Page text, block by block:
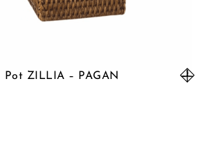
Pot ZILLIA – PAGAN